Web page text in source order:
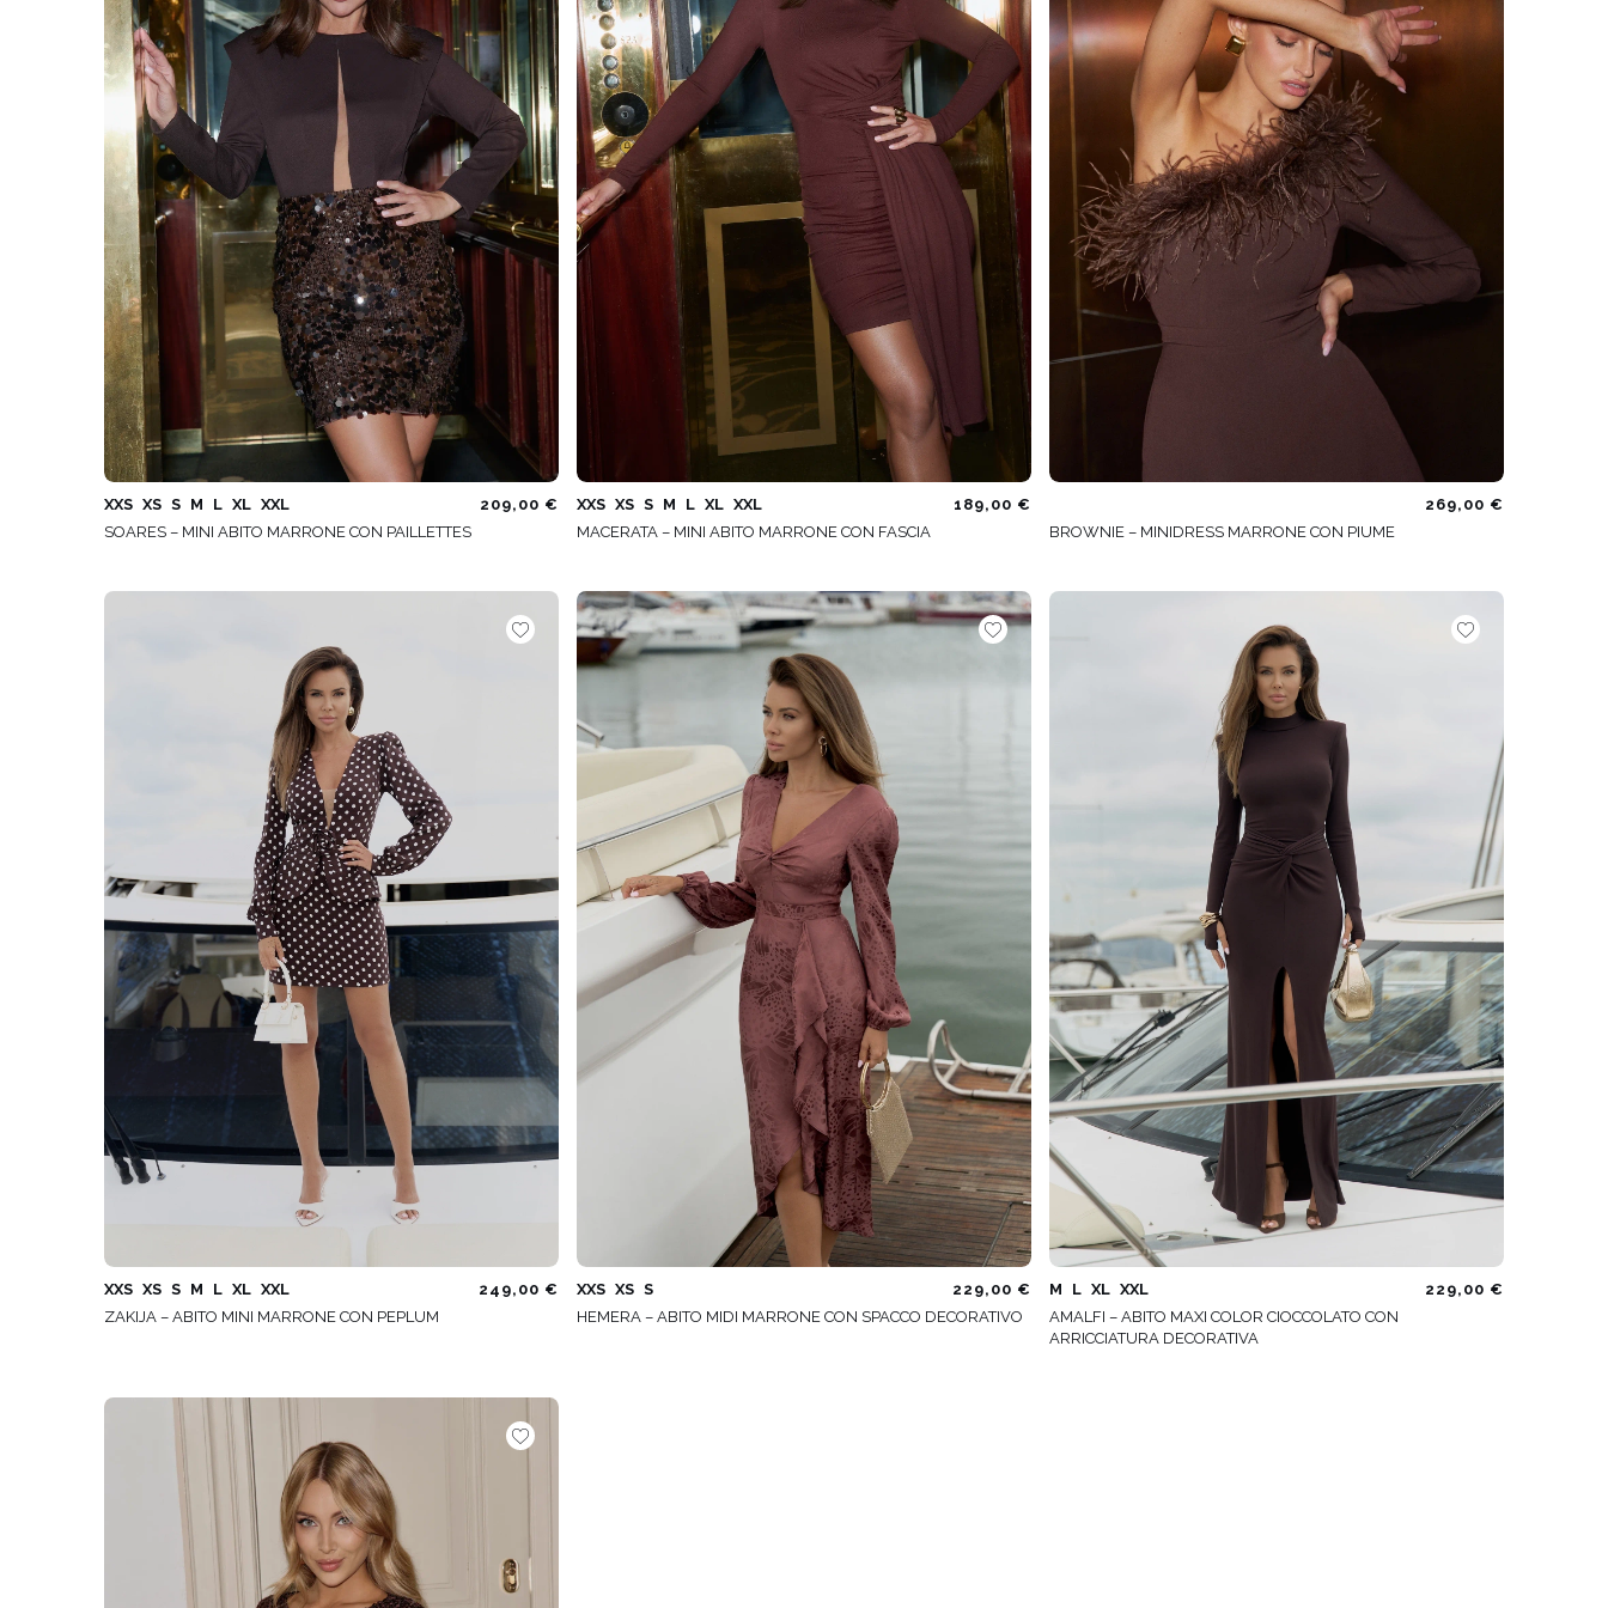
COMUNIONE
SVASATO
ASIMMETRICO
BOHO
JEANS
ABITI IN MAGLIA
CON PAILLETTES
STAGIONE / TESSUTO
ESTATE
PRIMAVERA
AUTUNNO
INVERNO
MANICHE / SPALLINE
CON MANICHE
LUNGHE
SULLE SPALLINE
SENZA SPALLINE
CATEGORIE POPOLARI
PER IL MATRIMONIO
NOVITÀ
SCOPRI LE NOVITÀ
VEDI TUTTO
VEDI TUTTO
VEDI TUTTO
XXS XS S M L XL XXL
209,00 €
SOARES – MINI ABITO MARRONE CON PAILLETTES
XXS XS S M L XL XXL
189,00 €
MACERATA – MINI ABITO MARRONE CON FASCIA
269,00 €
BROWNIE – MINIDRESS MARRONE CON PIUME
XXS XS S M L XL XXL
249,00 €
ZAKIJA – ABITO MINI MARRONE CON PEPLUM
XXS XS S
229,00 €
HEMERA – ABITO MIDI MARRONE CON SPACCO DECORATIVO
M L XL XXL
229,00 €
AMALFI – ABITO MAXI COLOR CIOCCOLATO CON
ARRICCIATURA DECORATIVA